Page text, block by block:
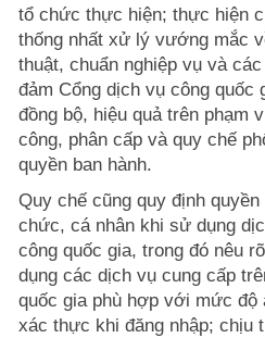
tổ chức thực hiện; thực hiện
thống nhất xử lý vướng mắc
thuật, chuẩn nghiệp vụ và
đảm Cổng dịch vụ công quốc
đồng bộ, hiệu quả trên phạm
công, phân cấp và quy chế
quyền ban hành.
Quy chế cũng quy định
chức, cá nhân khi sử dụng
công quốc gia, trong đó nêu
dụng các dịch vụ cung cấp
quốc gia phù hợp với mức độ
xác thực khi đăng nhập; chịu